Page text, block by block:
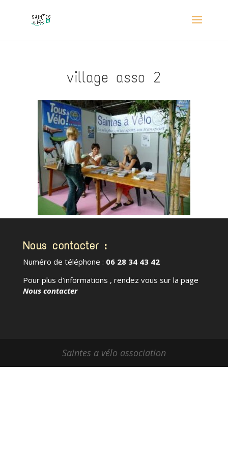
village asso 2
Nous contacter :
Numéro de téléphone : 06 28 34 43 42
Pour plus d’informations , rendez vous sur la page
Nous contacter
Saintes a vélo association